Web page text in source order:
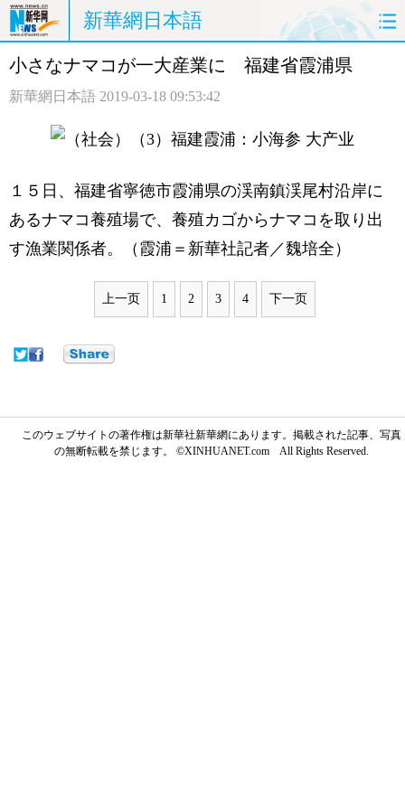
新華網日本語
ホームページ 政治 経済
小さなナマコが一大産業に 福建省霞浦県
新華網日本語 2019-03-18 09:53:42
１５日、福建省寧徳市霞浦県の渓南鎮渓尾村沿岸に
あるナマコ養殖場で、養殖カゴからナマコを取り出
す漁業関係者。（霞浦＝新華社記者／魏培全）
上一页 1 2 3 4 下一页
このウェブサイトの著作権は新華社新華網にあります。掲載された記事、写真
の無断転載を禁じます。 ©XINHUANET.com All Rights Reserved.